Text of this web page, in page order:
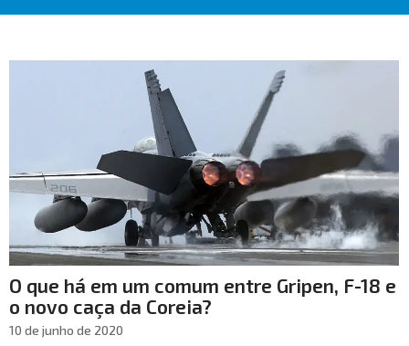
O que há em um comum entre Gripen, F-18 e
o novo caça da Coreia?
10 de junho de 2020